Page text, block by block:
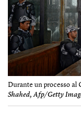
Durante un processo al
Shahed, Afp/Getty